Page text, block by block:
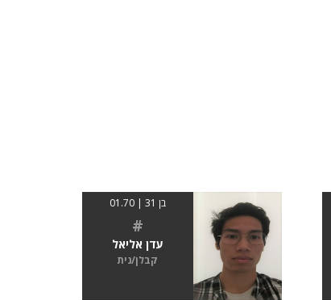
בן 31 | 01.70
#
עדן אליאל
קבלן/נית